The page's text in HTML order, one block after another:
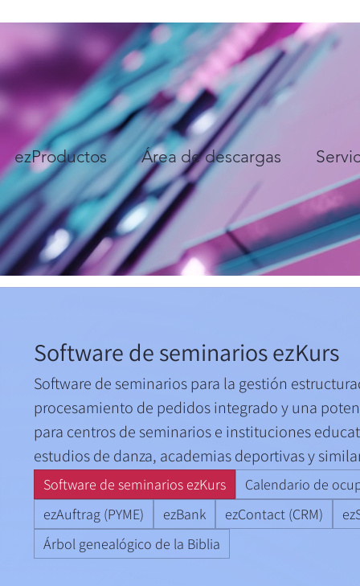
ezProductos Área de descargas
Software de seminarios ezKurs
Software de seminarios para la gestión
procesamiento de pedidos integrado y una
para centros de seminarios e instituciones
estudios de danza, academias deportivas y
Software de seminarios ezKurs
Calendario de
ezAuftrag (PYME)
ezBank ezContact (CRM)
Árbol genealógico de la Biblia